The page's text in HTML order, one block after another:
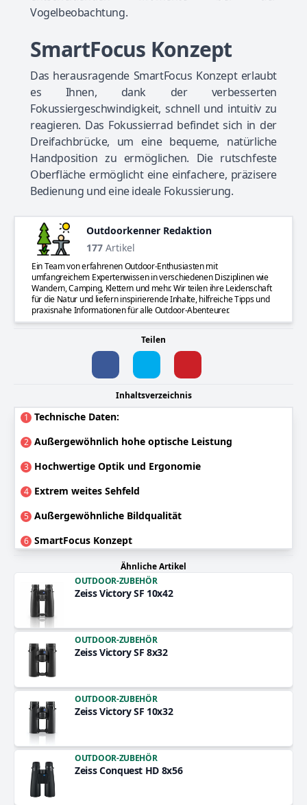
Vogelbeobachtung.
SmartFocus Konzept
Das herausragende SmartFocus Konzept erlaubt
es Ihnen, dank der verbesserten
Fokussiergeschwindigkeit, schnell und intuitiv zu
reagieren. Das Fokussierrad befindet sich in der
Dreifachbrücke, um eine bequeme, natürliche
Handposition zu ermöglichen. Die rutschfeste
Oberfläche ermöglicht eine einfachere, präzisere
Bedienung und eine ideale Fokussierung.
Outdoorkenner Redaktion
177 Artikel
Ein Team von erfahrenen Outdoor-Enthusiasten mit
umfangreichem Expertenwissen in verschiedenen Disziplinen wie
Wandern, Camping, Klettern und mehr. Wir teilen ihre Leidenschaft
für die Natur und liefern inspirierende Inhalte, hilfreiche Tipps und
praxisnahe Informationen für alle Outdoor-Abenteurer.
Teilen
Inhaltsverzeichnis
1 Technische Daten:
2 Außergewöhnlich hohe optische Leistung
3 Hochwertige Optik und Ergonomie
4 Extrem weites Sehfeld
5 Außergewöhnliche Bildqualität
6 SmartFocus Konzept
Ähnliche Artikel
OUTDOOR-ZUBEHÖR
Zeiss Victory SF 10x42
OUTDOOR-ZUBEHÖR
Zeiss Victory SF 8x32
OUTDOOR-ZUBEHÖR
Zeiss Victory SF 10x32
OUTDOOR-ZUBEHÖR
Zeiss Conquest HD 8x56